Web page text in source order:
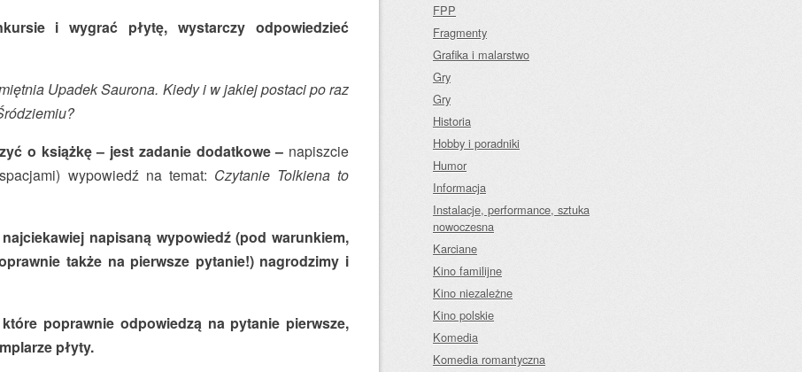
i wygrać płytę, wystarczy odpowiedzieć
Upadek Saurona. Kiedy i w jakiej postaci po raz
o książkę – jest zadanie dodatkowe – napiszcie
wypowiedź na temat: Czytanie Tolkiena to
napisaną wypowiedź (pod warunkiem,
także na pierwsze pytanie!) nagrodzimy i
poprawnie odpowiedzą na pytanie pierwsze,
płyty.
FPP
Fragmenty
Grafika i malarstwo
Gry
Gry
Historia
Hobby i poradniki
Humor
Informacja
Instalacje, performance, sztuka
nowoczesna
Karciane
Kino familijne
Kino niezależne
Kino polskie
Komedia
Komedia romantyczna